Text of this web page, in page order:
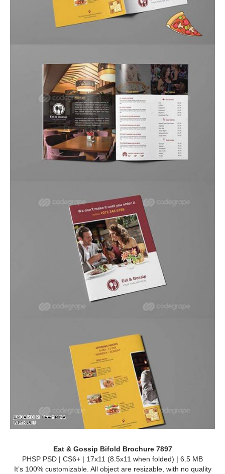
Eat & Gossip Bifold Brochure 7897
PHSP PSD | CS6+ | 17x11 (8.5x11 when folded) | 6.5 MB
It’s 100% customizable. All object are resizable, with no quality